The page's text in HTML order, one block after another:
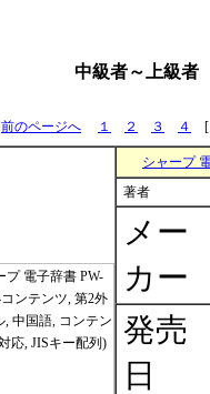
中級者～上級者
前のページへ １ ２ ３ ４ [
シャープ
著者
メー
カー
発売
日